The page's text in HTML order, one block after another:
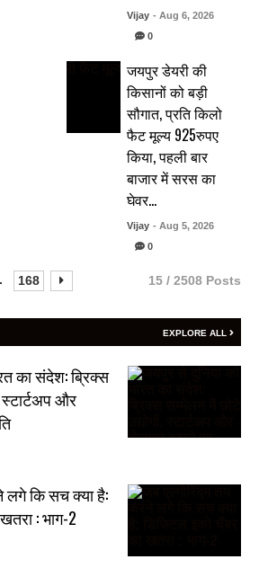
Vijay - Aug 6, 2026
0
जयपुर डेयरी की
किसानों को बड़ी
सौगात, प्रति किलो
फैट मूल्य 925रुपए
किया, पहली बार
बाजार में सरस का
घेवर…
Vijay - Aug 5, 2026
0
168 15 / 2508 Posts
EXPLORE ALL
का संदेश: ब्रिक्स
और
लगे कि सच क्या है:
: भाग-2